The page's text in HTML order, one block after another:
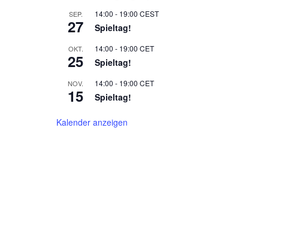
SEP.
27
14:00 - 19:00 CEST
Spieltag!
OKT.
25
14:00 - 19:00 CET
Spieltag!
NOV.
15
14:00 - 19:00 CET
Spieltag!
Kalender anzeigen